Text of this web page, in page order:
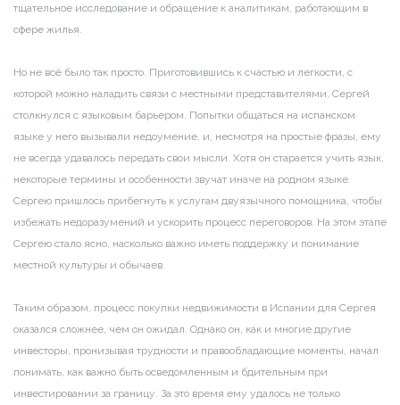
тщательное исследование и обращение к аналитикам, работающим в
сфере жилья.
Но не всё было так просто. Приготовившись к счастью и легкости, с
которой можно наладить связи с местными представителями, Сергей
столкнулся с языковым барьером. Попытки общаться на испанском
языке у него вызывали недоумение, и, несмотря на простые фразы, ему
не всегда удавалось передать свои мысли. Хотя он старается учить язык,
некоторые термины и особенности звучат иначе на родном языке.
Сергею пришлось прибегнуть к услугам двуязычного помощника, чтобы
избежать недоразумений и ускорить процесс переговоров. На этом этапе
Сергею стало ясно, насколько важно иметь поддержку и понимание
местной культуры и обычаев.
Таким образом, процесс покупки недвижимости в Испании для Сергея
оказался сложнее, чем он ожидал. Однако он, как и многие другие
инвесторы, пронизывая трудности и правообладающие моменты, начал
понимать, как важно быть осведомленным и бдительным при
инвестировании за границу. За это время ему удалось не только